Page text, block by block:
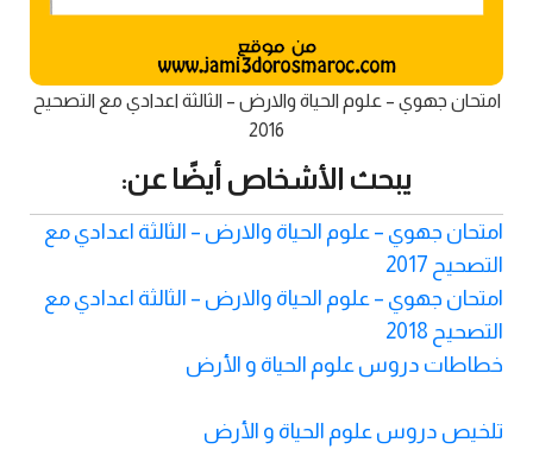
امتحان جهوي – علوم الحياة والارض – الثالثة اعدادي مع التصحيح
2016
يبحث الأشخاص أيضًا عن:
امتحان جهوي – علوم الحياة والارض – الثالثة اعدادي مع
التصحيح 2017
امتحان جهوي – علوم الحياة والارض – الثالثة اعدادي مع
التصحيح 2018
خطاطات دروس علوم الحياة و الأرض
تلخيص دروس علوم الحياة و الأرض